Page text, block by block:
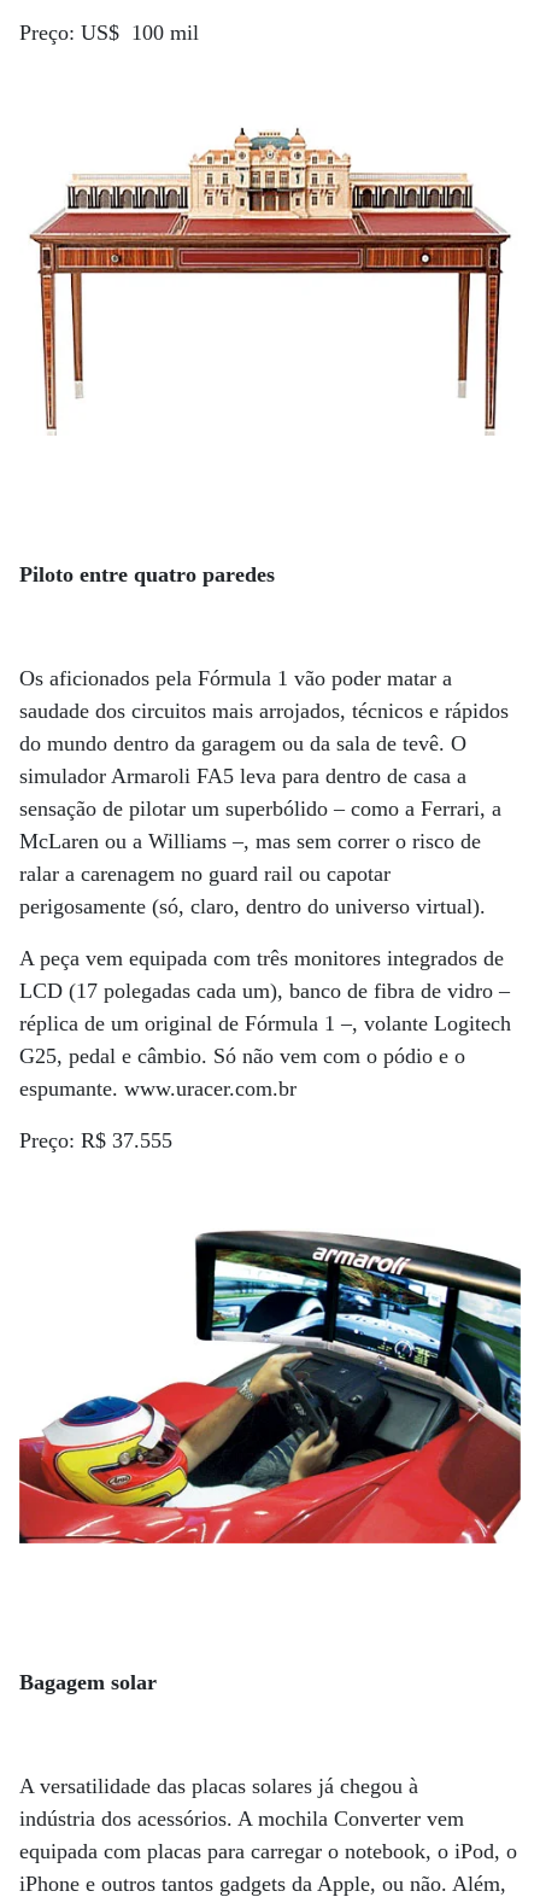
Preço: US$ 100 mil
Piloto entre quatro paredes
Os aficionados pela Fórmula 1 vão poder matar a
saudade dos circuitos mais arrojados, técnicos e rápidos
do mundo dentro da garagem ou da sala de tevê. O
simulador Armaroli FA5 leva para dentro de casa a
sensação de pilotar um superbólido – como a Ferrari, a
McLaren ou a Williams –, mas sem correr o risco de
ralar a carenagem no guard rail ou capotar
perigosamente (só, claro, dentro do universo virtual).
A peça vem equipada com três monitores integrados de
LCD (17 polegadas cada um), banco de fibra de vidro –
réplica de um original de Fórmula 1 –, volante Logitech
G25, pedal e câmbio. Só não vem com o pódio e o
espumante. www.uracer.com.br
Preço: R$ 37.555
Bagagem solar
A versatilidade das placas solares já chegou à
indústria dos acessórios. A mochila Converter vem
equipada com placas para carregar o notebook, o iPod, o
iPhone e outros tantos gadgets da Apple, ou não. Além,